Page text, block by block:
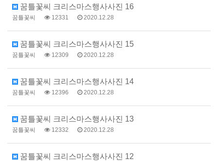
꿈틀꽃씨 크리스마스행사사진 16
꿈틀꽃씨 12331 2020.12.28
꿈틀꽃씨 크리스마스행사사진 15
꿈틀꽃씨 12309 2020.12.28
꿈틀꽃씨 크리스마스행사사진 14
꿈틀꽃씨 12396 2020.12.28
꿈틀꽃씨 크리스마스행사사진 13
꿈틀꽃씨 12332 2020.12.28
꿈틀꽃씨 크리스마스행사사진 12